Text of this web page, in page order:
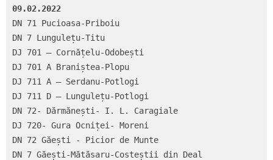
09.02.2022
DN 71 Pucioasa-Priboiu
DN 7 Lungulețu-Titu
DJ 701 – Cornățelu-Odobești
DJ 701 A Braniștea-Plopu
DJ 711 A – Serdanu-Potlogi
DJ 711 D – Lungulețu-Potlogi
DN 72- Dărmănești- I. L. Caragiale
DJ 720- Gura Ocniței- Moreni
DN 72 Găești - Picior de Munte
DN 7 Găești-Mătăsaru-Costeștii din Deal